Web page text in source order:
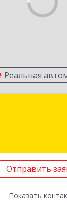
Реальная
Отправить
Показать
ул, дом №